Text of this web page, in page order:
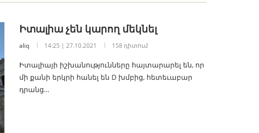
Իտալիա չեն կարող մեկնել
aliq 14:25 | 27.10.2021 158 դիտում
Իտալիայի իշխանությունները հայտարարել են, որ
մի քանի երկրի հանել են D խմբից, հետեւաբար
դրանց…